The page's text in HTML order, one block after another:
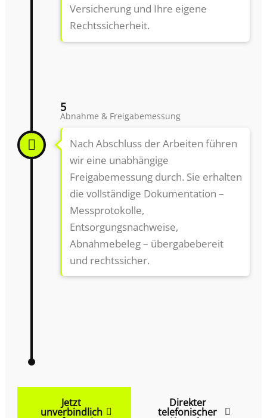
Versicherung und Ihre eigene
Rechtssicherheit.
5
Abnahme & Freigabemessung
Nach Abschluss der Arbeiten führen
wir eine unabhängige
Freigabemessung durch. Sie erhalten
die vollständige Dokumentation –
Messprotokolle,
Entsorgungsnachweise,
Abnahmebeleg – übergabebereit
und rechtssicher.
Jetzt
unverbindlich
Direkter
telefonischer